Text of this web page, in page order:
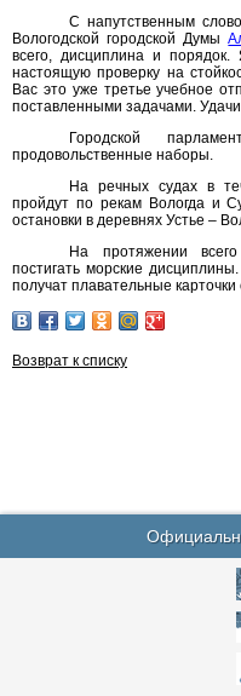
С напутственным
Вологодской городской Думы
всего, дисциплина и
настоящую проверку на
Вас это уже третье учебное
поставленными задачами.
Городской
продовольственные наборы.
На речных судах в
пройдут по рекам Вологда и
остановки в деревнях Устье –
На протяжении
постигать морские
получат плавательные
Возврат к списку